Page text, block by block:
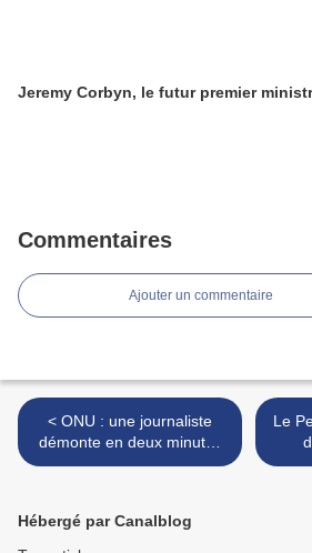
Jeremy Corbyn, le futur premier
Commentaires
Ajouter un commentaire
< ONU : une journaliste
démonte en deux minutes
la rhétorique des médias
Le
Hébergé par Canalblog